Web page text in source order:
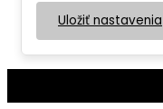
Uložiť nastavenia